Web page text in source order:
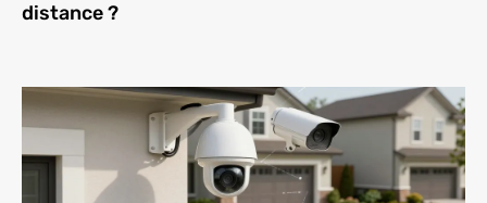
distance ?